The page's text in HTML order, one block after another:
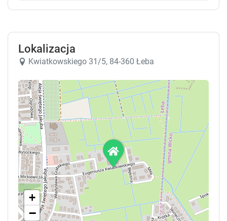
Lokalizacja
Kwiatkowskiego 31/5, 84-360 Łeba
+
−